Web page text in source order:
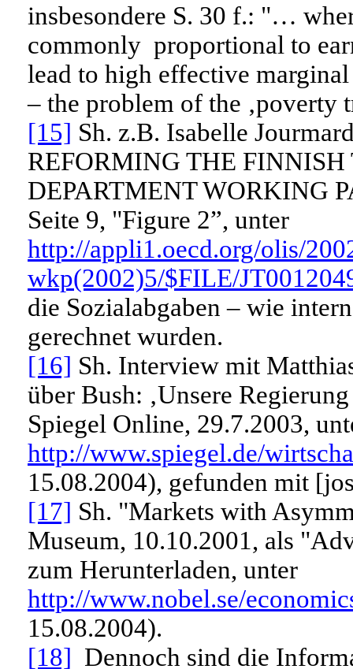
insbesondere S. 30 f.: "…
commonly proportional to
lead to high effective
– the problem of the ‚poverty
[15] Sh. z.B. Isabelle
REFORMING THE
DEPARTMENT WORKING
Seite 9, "Figure 2”, unter
http://appli1.oecd.org/olis/
wkp(2002)5/$FILE/
die Sozialabgaben – wie
gerechnet wurden.
[16] Sh. Interview mit
über Bush: ‚Unsere
Spiegel Online, 29.7.2003,
http://www.spiegel.de/
15.08.2004), gefunden mit
[17] Sh. "Markets with
Museum, 10.10.2001, als
zum Herunterladen, unter
http://www.nobel.se/
15.08.2004).
[18] Dennoch sind die